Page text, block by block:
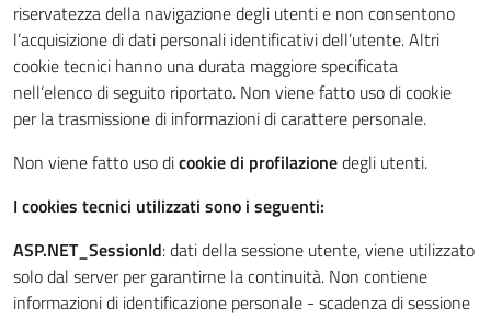
riservatezza della navigazione degli utenti e non consentono
l’acquisizione di dati personali identificativi dell’utente. Altri
cookie tecnici hanno una durata maggiore specificata
nell’elenco di seguito riportato. Non viene fatto uso di cookie
per la trasmissione di informazioni di carattere personale.
Non viene fatto uso dicookie di profilazionedegli utenti.
I cookies tecnici utilizzati sono i seguenti:
ASP.NET_SessionId: dati della sessione utente, viene utilizzato
solo dal server per garantirne la continuità. Non contiene
informazioni di identificazione personale - scadenza di sessione